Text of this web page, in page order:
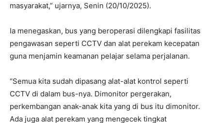
masyarakat,” ujarnya, Senin (20/10/2025).
Ia menegaskan, bus yang beroperasi dilengkapi fasilitas
pengawasan seperti CCTV dan alat perekam kecepatan
guna menjamin keamanan pelajar selama perjalanan.
“Semua kita sudah dipasang alat-alat kontrol seperti
CCTV di dalam bus-nya. Dimonitor pergerakan,
perkembangan anak-anak kita yang di bus itu dimonitor.
Ada juga alat perekam yang mengecek tingkat